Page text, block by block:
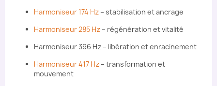
Harmoniseur 174 Hz – stabilisation et ancrage
Harmoniseur 285 Hz – régénération et vitalité
Harmoniseur 396 Hz – libération et enracinement
Harmoniseur 417 Hz – transformation et
mouvement